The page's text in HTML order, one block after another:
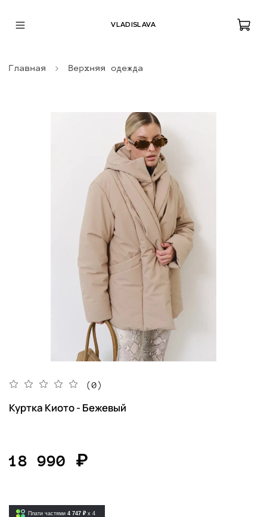
VLADISLAVA
Главная Верхняя одежда
(0)
Куртка Киото - Бежевый
18 990 ₽
Плати частями 4 747 ₽ x 4